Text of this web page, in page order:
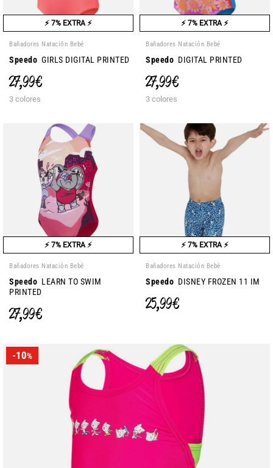
⚡ 7% EXTRA ⚡
Bañadores Natación Bebé
Speedo GIRLS DIGITAL PRINTED
27,99 €
3 colores
⚡ 7% EXTRA ⚡
Bañadores Natación Bebé
Speedo DIGITAL PRINTED
27,99 €
3 colores
⚡ 7% EXTRA ⚡
Bañadores Natación Bebé
Speedo LEARN TO SWIM
PRINTED
27,99 €
⚡ 7% EXTRA ⚡
Bañadores Natación Bebé
Speedo DISNEY FROZEN 11 IM
25,99 €
-10%